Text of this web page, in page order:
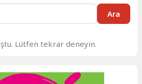
Ara
Lütfen tekrar deneyin.